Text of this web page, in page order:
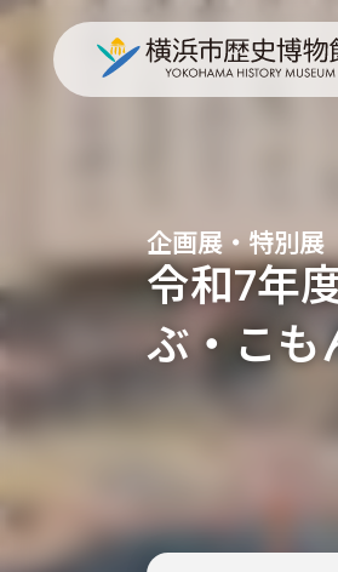
令和7年
ぶ・こも
企画展・特別展